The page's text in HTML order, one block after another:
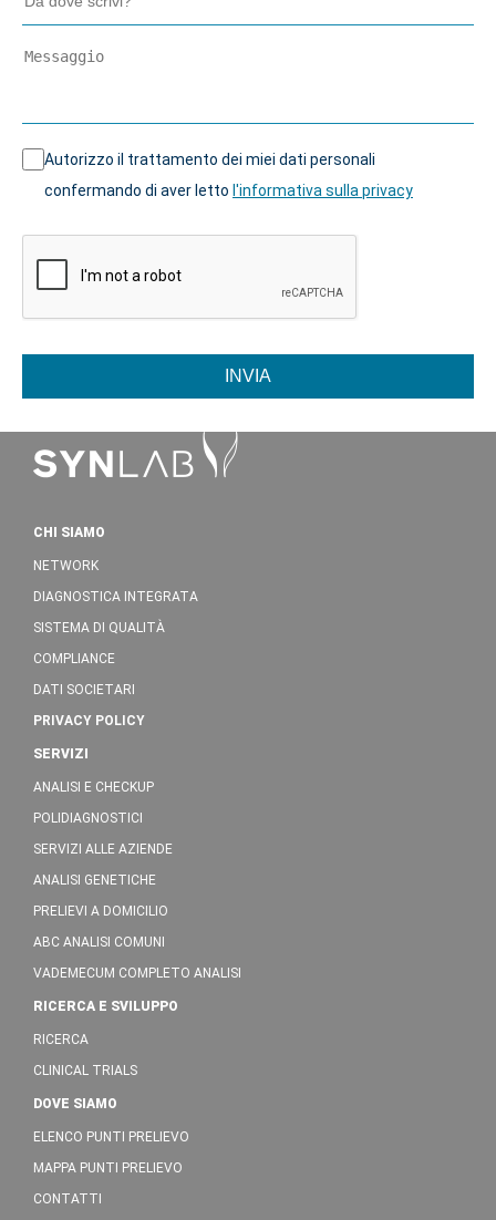
Autorizzo il trattamento dei miei dati personali
confermando di aver letto l'informativa sulla privacy
INVIA
CHI SIAMO
NETWORK
DIAGNOSTICA INTEGRATA
SISTEMA DI QUALITÀ
COMPLIANCE
DATI SOCIETARI
PRIVACY POLICY
SERVIZI
ANALISI E CHECKUP
POLIDIAGNOSTICI
SERVIZI ALLE AZIENDE
ANALISI GENETICHE
PRELIEVI A DOMICILIO
ABC ANALISI COMUNI
VADEMECUM COMPLETO ANALISI
RICERCA E SVILUPPO
RICERCA
CLINICAL TRIALS
DOVE SIAMO
ELENCO PUNTI PRELIEVO
MAPPA PUNTI PRELIEVO
CONTATTI